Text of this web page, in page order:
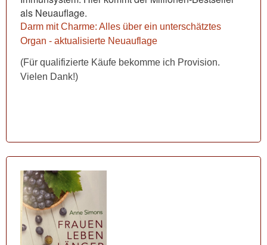
als Neuauflage.
Darm mit Charme: Alles über ein unterschätztes
Organ - aktualisierte Neuauflage
(Für qualifizierte Käufe bekomme ich Provision.
Vielen Dank!)